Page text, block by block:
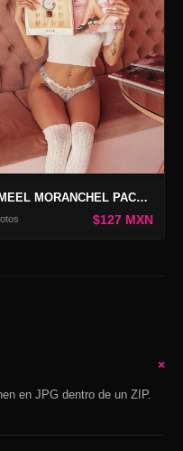
MEEL MORANCHEL PACK COFFEE DATE
$127 MXN
+
en JPG dentro de un ZIP.